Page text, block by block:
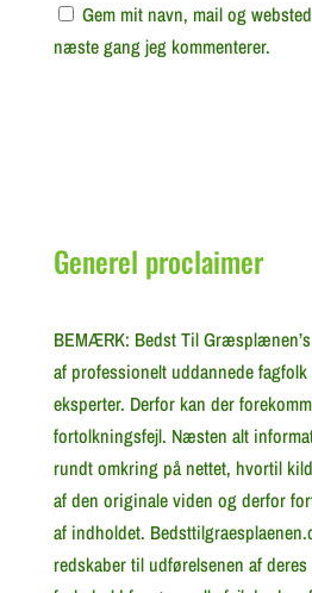
Gem mit navn, mail og
næste gang jeg kommenterer.
Generel proclaimer
BEMÆRK: Bedst Til
af professionelt uddannede
eksperter. Derfor kan der
fortolkningsfejl. Næsten alt
rundt omkring på nettet, hvortil
af den originale viden og derfor
af indholdet.
redskaber til udførelsenen af